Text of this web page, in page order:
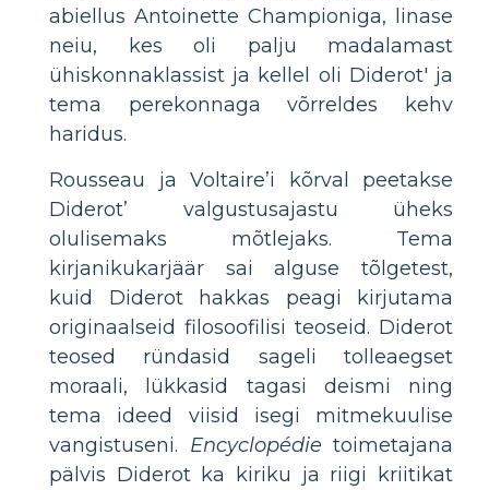
abiellus Antoinette Championiga, linase
neiu, kes oli palju madalamast
ühiskonnaklassist ja kellel oli Diderot' ja
tema perekonnaga võrreldes kehv
haridus.
Rousseau ja Voltaire’i kõrval peetakse
Diderot’ valgustusajastu üheks
olulisemaks mõtlejaks. Tema
kirjanikukarjäär sai alguse tõlgetest,
kuid Diderot hakkas peagi kirjutama
originaalseid filosoofilisi teoseid. Diderot
teosed ründasid sageli tolleaegset
moraali, lükkasid tagasi deismi ning
tema ideed viisid isegi mitmekuulise
vangistuseni. Encyclopédie toimetajana
pälvis Diderot ka kiriku ja riigi kriitikat